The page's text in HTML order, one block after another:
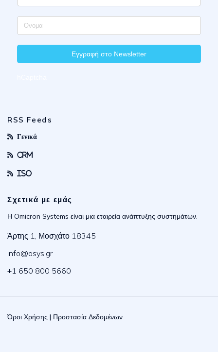
Εγγραφή στο Newsletter
RSS Feeds
Γενικά
CRM
ISO
Σχετικά με εμάς
Η Omicron Systems είναι μια εταιρεία ανάπτυξης συστημάτων.
Άρτης 1, Μοσχάτο 18345
info@osys.gr
+1 650 800 5660
Όροι Χρήσης | Προστασία Δεδομένων